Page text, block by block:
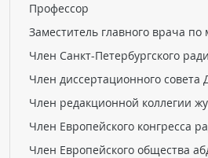
Профессор
Заместитель главного врача
Член Санкт-Петербургского
Член диссертационного
Член редакционной коллегии
Член Европейского конгресса
Член Европейского общества